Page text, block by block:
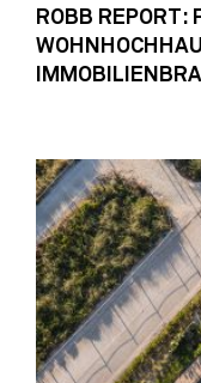
ROBB REPORT: